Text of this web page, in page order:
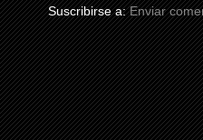
Suscribirse a:Enviar